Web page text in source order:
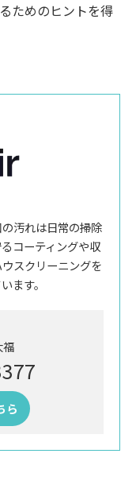
ためのヒントを得
汚れは日常の掃除
コーティングや収
スクリーニングを
ます。
福
ら